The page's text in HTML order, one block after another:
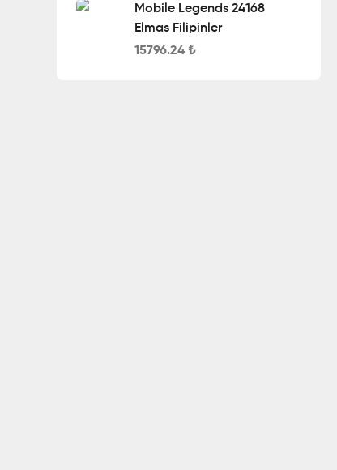
Mobile Legends 24168
Elmas Filipinler
15796.24 ₺